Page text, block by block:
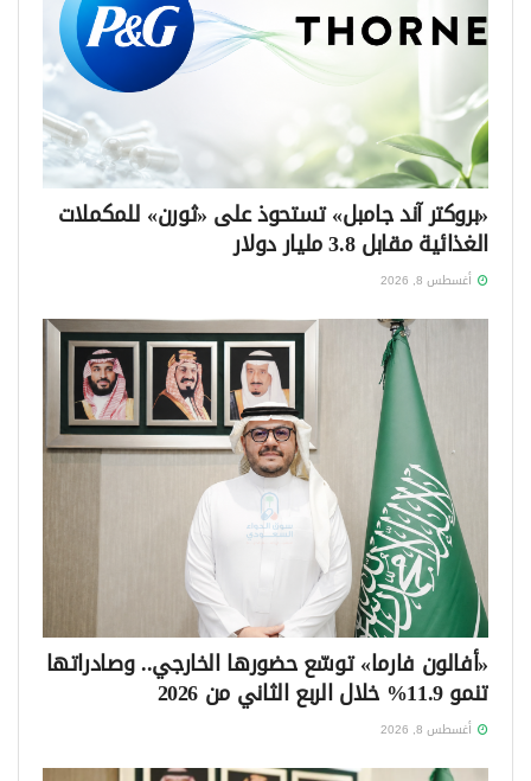
«بروكتر آند جامبل» تستحوذ على «ثورن» للمكملات
الغذائية مقابل 3.8 مليار دولار
أغسطس 8, 2026
«أفالون فارما» توسّع حضورها الخارجي.. وصادراتها
تنمو 11.9% خلال الربع الثاني من 2026
أغسطس 8, 2026